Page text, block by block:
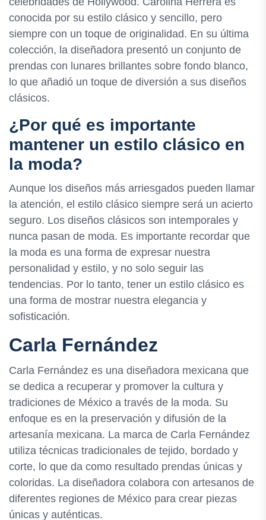
conocida por su estilo clásico y sencillo, pero
siempre con un toque de originalidad. En su última
colección, la diseñadora presentó un conjunto de
prendas con lunares brillantes sobre fondo blanco,
lo que añadió un toque de diversión a sus diseños
clásicos.
¿Por qué es importante
mantener un estilo clásico en
la moda?
Aunque los diseños más arriesgados pueden llamar
la atención, el estilo clásico siempre será un acierto
seguro. Los diseños clásicos son intemporales y
nunca pasan de moda. Es importante recordar que
la moda es una forma de expresar nuestra
personalidad y estilo, y no solo seguir las
tendencias. Por lo tanto, tener un estilo clásico es
una forma de mostrar nuestra elegancia y
sofisticación.
Carla Fernández
Carla Fernández es una diseñadora mexicana que
se dedica a recuperar y promover la cultura y
tradiciones de México a través de la moda. Su
enfoque es en la preservación y difusión de la
artesanía mexicana. La marca de Carla Fernández
utiliza técnicas tradicionales de tejido, bordado y
corte, lo que da como resultado prendas únicas y
coloridas. La diseñadora colabora con artesanos de
diferentes regiones de México para crear piezas
únicas y auténticas.